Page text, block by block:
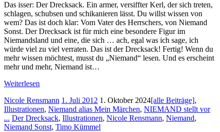
Das isser: Der Drecksack. Ein armer, versiffter Kerl, der sich treten,
schlagen, schubsen und schikanieren lässt. Du willst wissen von
wem? Das ist doch klar: Vom Vater des Herrschers, von Niemand
Sonst. Der Drecksack ist für mich eine besondere Figur im
Niemandsland und eine, die sich … ach, egal was ich sage, ich
würde viel zu viel verraten. Das ist der Drecksack! Fertig! Wenn du
mehr wissen möchtest, musst du „Niemand“ lesen. Und es erscheint
mehr und mehr, Niemand ist…
Weiterlesen
Nicole Rensmann 1. Juli 2012 1. Oktober 2024[alle Beiträge],
Illustrationen, Niemand alias Mein Märchen, NIEMAND stellt vor
... Der Drecksack, Illustrationen, Nicole Rensmann, Niemand,
Niemand Sonst, Timo Kümmel